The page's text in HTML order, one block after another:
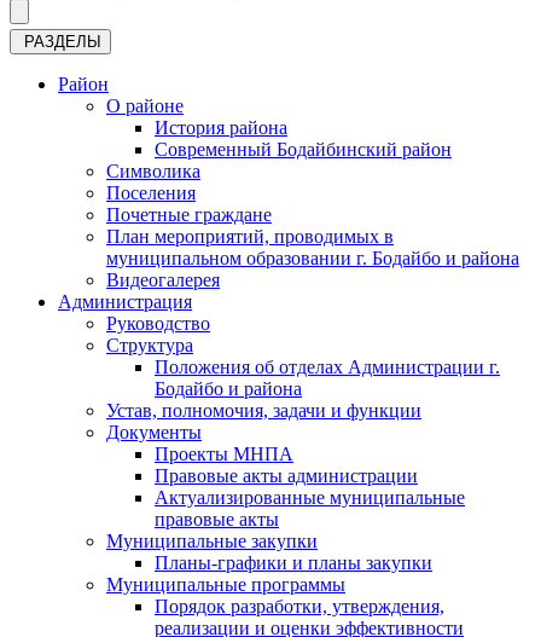
РАЗДЕЛЫ
Район
О районе
История района
Современный Бодайбинский район
Символика
Поселения
Почетные граждане
План мероприятий, проводимых в
муниципальном образовании г. Бодайбо и района
Видеогалерея
Администрация
Руководство
Структура
Положения об отделах Администрации г.
Бодайбо и района
Устав, полномочия, задачи и функции
Документы
Проекты МНПА
Правовые акты администрации
Актуализированные муниципальные
правовые акты
Муниципальные закупки
Планы-графики и планы закупки
Муниципальные программы
Порядок разработки, утверждения,
реализации и оценки эффективности